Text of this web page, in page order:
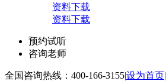
资料下载
资料下载
预约试听
咨询老师
全国咨询热线：400-166-3155|设为首页|